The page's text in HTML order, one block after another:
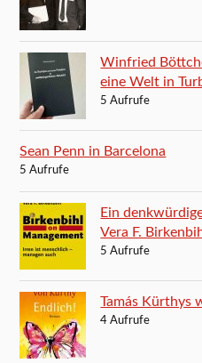
Winfried
eine Welt in
5 Aufrufe
Sean Penn in Barcelona
5 Aufrufe
Ein
Vera F.
5 Aufrufe
Tamás Kürthys
4 Aufrufe